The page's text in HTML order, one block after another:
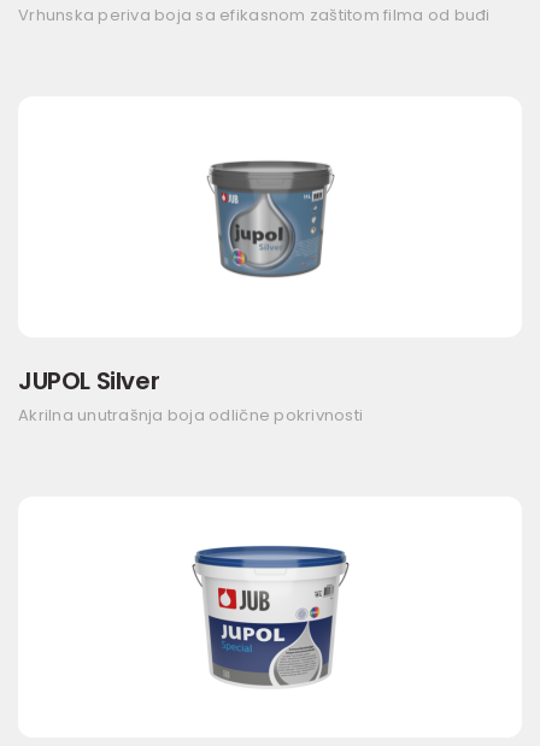
Vrhunska periva boja sa efikasnom zaštitom filma od buđi
JUPOL Silver
Akrilna unutrašnja boja odlične pokrivnosti